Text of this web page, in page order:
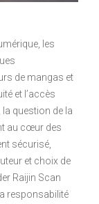
les
de mangas et
et l’accès
question de la
au cœur des
sécurisé,
et choix de
Raijin Scan
responsabilité